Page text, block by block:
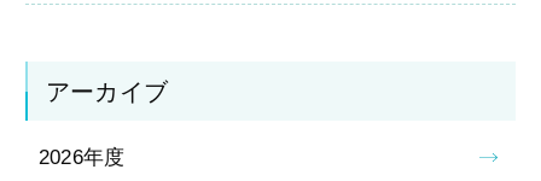
アーカイブ
2026年度